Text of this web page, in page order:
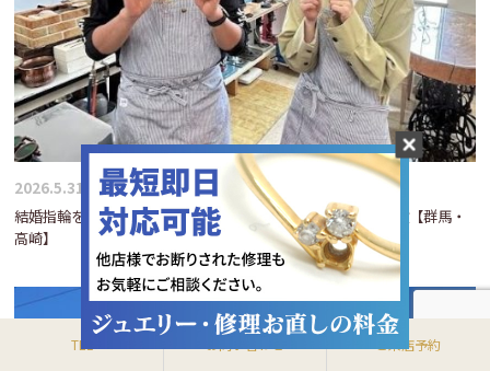
2026.5.31
結婚指輪を手作りするという選択｜Pt900鍛造リング制作体験【群馬・
高崎】
TEL ご来店予約